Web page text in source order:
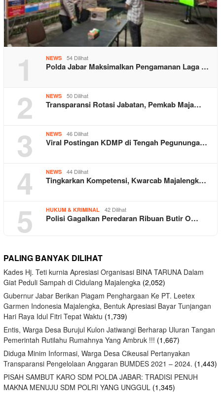
1 NEWS 54 Dilihat
Polda Jabar Maksimalkan Pengamanan Laga …
2 NEWS 50 Dilihat
Transparansi Rotasi Jabatan, Pemkab Maja…
3 NEWS 46 Dilihat
Viral Postingan KDMP di Tengah Pegununga…
4 NEWS 44 Dilihat
Tingkarkan Kompetensi, Kwarcab Majalengk…
5 HUKUM & KRIMINAL 42 Dilihat
Polisi Gagalkan Peredaran Ribuan Butir O…
PALING BANYAK DILIHAT
Kades Hj. Teti kurnia Apresiasi Organisasi BINA TARUNA Dalam
Giat Peduli Sampah di Cidulang Majalengka (2,052)
Gubernur Jabar Berikan Piagam Penghargaan Ke PT. Leetex
Garmen Indonesia Majalengka, Bentuk Apresiasi Bayar Tunjangan
Hari Raya Idul Fitri Tepat Waktu (1,739)
Entis, Warga Desa Burujul Kulon Jatiwangi Berharap Uluran Tangan
Pemerintah Rutilahu Rumahnya Yang Ambruk !!! (1,667)
Diduga Minim Informasi, Warga Desa Cikeusal Pertanyakan
Transparansi Pengelolaan Anggaran BUMDES 2021 – 2024. (1,443)
PISAH SAMBUT KARO SDM POLDA JABAR: TRADISI PENUH
MAKNA MENUJU SDM POLRI YANG UNGGUL (1,345)